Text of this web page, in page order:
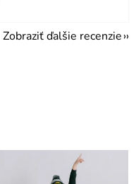
Zobraziť ďalšie recenzie